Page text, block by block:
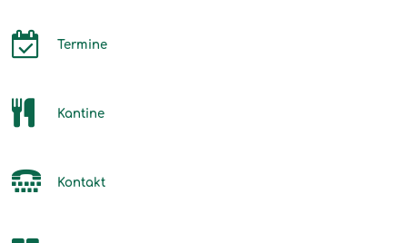
Termine
Kantine
Kontakt